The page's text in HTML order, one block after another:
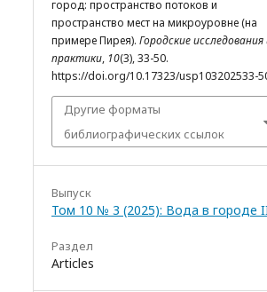
город: пространство потоков и
пространство мест на микроуровне (на
примере Пирея). Городские исследования
практики, 10(3), 33-50.
https://doi.org/10.17323/usp103202533-
Другие форматы
библиографических ссылок
Выпуск
Том 10 № 3 (2025): Вода в городе
Раздел
Articles